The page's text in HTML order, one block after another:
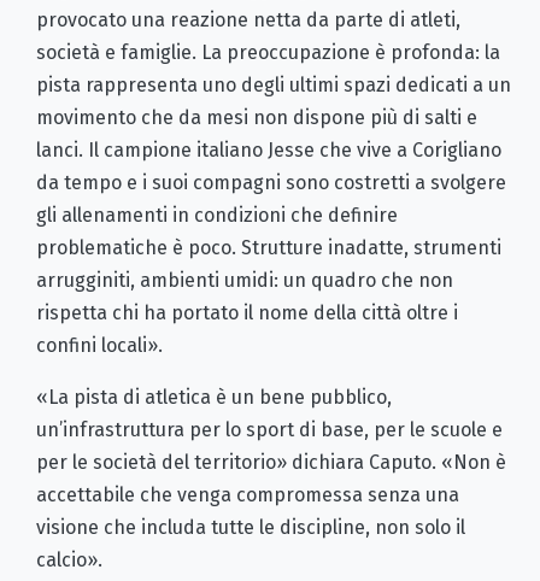
provocato una reazione netta da parte di atleti,
società e famiglie. La preoccupazione è profonda: la
pista rappresenta uno degli ultimi spazi dedicati a un
movimento che da mesi non dispone più di salti e
lanci. Il campione italiano Jesse che vive a Corigliano
da tempo e i suoi compagni sono costretti a svolgere
gli allenamenti in condizioni che definire
problematiche è poco. Strutture inadatte, strumenti
arrugginiti, ambienti umidi: un quadro che non
rispetta chi ha portato il nome della città oltre i
confini locali».
«La pista di atletica è un bene pubblico,
un’infrastruttura per lo sport di base, per le scuole e
per le società del territorio» dichiara Caputo. «Non è
accettabile che venga compromessa senza una
visione che includa tutte le discipline, non solo il
calcio».